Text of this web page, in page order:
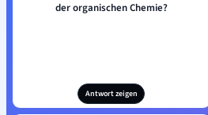
der organischen Chemie?
Antwort zeigen